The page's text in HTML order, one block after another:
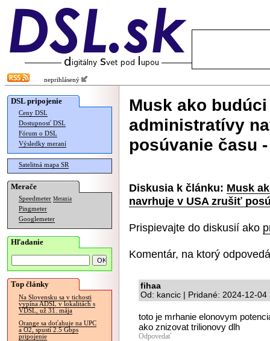
neprihlásený
DSL pripojenie
Ceny DSL
Dostupnosť DSL
Fórum o DSL
Výsledky meraní
Satelitná mapa SR
Merače
Speedmeter Merania
Pingmeter
Googlemeter
Hľadanie
Top články
Na Slovensku sa v tichosti
vypína ADSL v lokalitách s
VDSL, už 31. mája
Orange sa doťahuje na UPC
a O2, spustí 2.5 Gbps
pripojenie
Musk ako
administratívy
posúvanie času
Diskusia k článku: Musk
navrhuje v USA zrušiť
Prispievajte do diskusií ako
Komentár, na ktorý
fihaa
Od: kancic | Pridané: 2024-12-04
toto je mrhanie elonovym
ako znizovat trilionovy dlh
Odpovedať